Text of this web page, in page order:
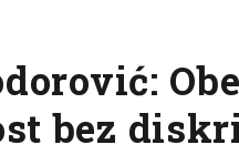
bez